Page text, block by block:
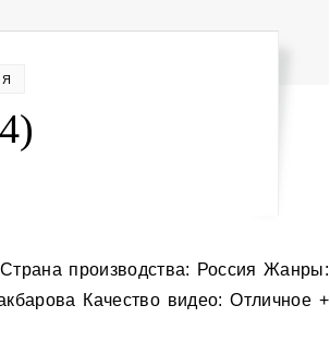
Качество видео: Отличное +